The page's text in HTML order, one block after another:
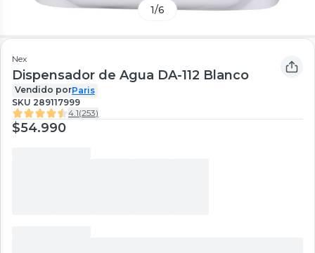
1/6
Nex
Dispensador de Agua DA-112 Blanco
Vendido porParis
SKU 289117999
4.1(253)
$54.990